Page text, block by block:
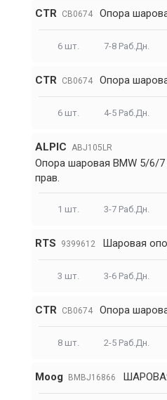
CTR CB0674 Опора
6 шт. 7-8 Раб.Дн.
CTR CB0674 Опора
6 шт. 4-5 Раб.Дн.
ALPIC ABJ105LR
Опора шаровая BMW 5/6/7
прав.
1 шт. 3-7 Раб.Дн.
RTS 9399612 Шаровая
3 шт. 3-6 Раб.Дн.
CTR CB0674 Опора
8 шт. 2-5 Раб.Дн.
Moog BMBJ16866